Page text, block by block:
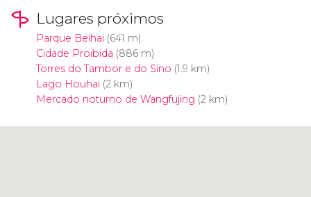
Lugares próximos
Parque Beihai(641 m)
Cidade Proibida (886 m)
Torres do Tambor e do Sino (1.9 km)
Lago Houhai(2 km)
Mercado noturno de Wangfujing (2 km)